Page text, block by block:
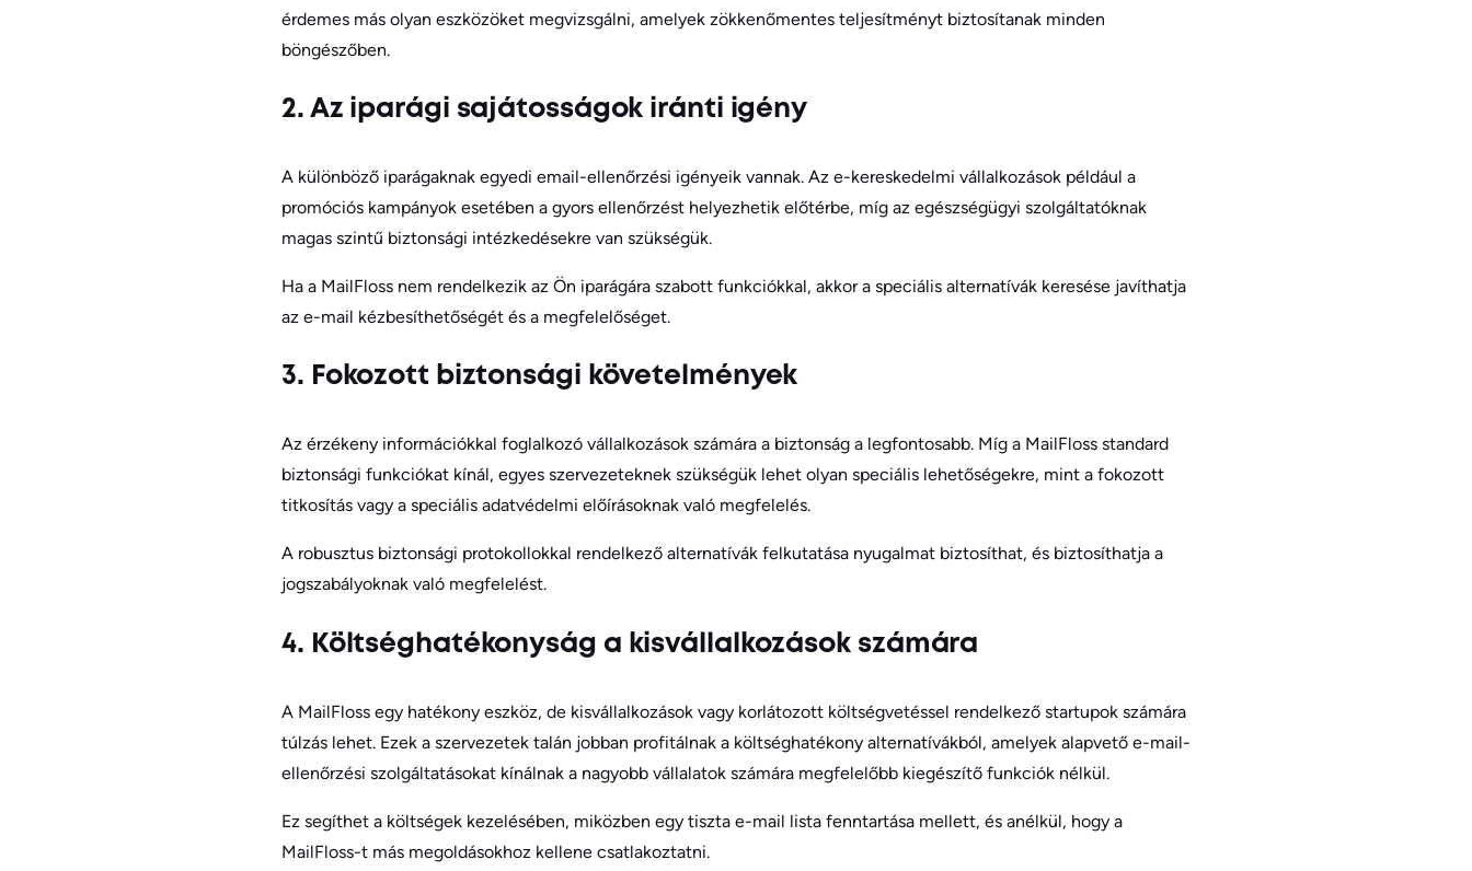
érdemes más olyan eszközöket megvizsgálni, amelyek zökkenőmentes teljesítményt biztosítanak minden
böngészőben.
2. Az iparági sajátosságok iránti igény
A különböző iparágaknak egyedi email-ellenőrzési igényeik vannak. Az e-kereskedelmi vállalkozások például a
promóciós kampányok esetében a gyors ellenőrzést helyezhetik előtérbe, míg az egészségügyi szolgáltatóknak
magas szintű biztonsági intézkedésekre van szükségük.
Ha a MailFloss nem rendelkezik az Ön iparágára szabott funkciókkal, akkor a speciális alternatívák keresése javíthatja
az e-mail kézbesíthetőségét és a megfelelőséget.
3. Fokozott biztonsági követelmények
Az érzékeny információkkal foglalkozó vállalkozások számára a biztonság a legfontosabb. Míg a MailFloss standard
biztonsági funkciókat kínál, egyes szervezeteknek szükségük lehet olyan speciális lehetőségekre, mint a fokozott
titkosítás vagy a speciális adatvédelmi előírásoknak való megfelelés.
A robusztus biztonsági protokollokkal rendelkező alternatívák felkutatása nyugalmat biztosíthat, és biztosíthatja a
jogszabályoknak való megfelelést.
4. Költséghatékonyság a kisvállalkozások számára
A MailFloss egy hatékony eszköz, de kisvállalkozások vagy korlátozott költségvetéssel rendelkező startupok számára
túlzás lehet. Ezek a szervezetek talán jobban profitálnak a költséghatékony alternatívákból, amelyek alapvető e-mail-
ellenőrzési szolgáltatásokat kínálnak a nagyobb vállalatok számára megfelelőbb kiegészítő funkciók nélkül.
Ez segíthet a költségek kezelésében, miközben egy tiszta e-mail lista fenntartása mellett, és anélkül, hogy a
MailFloss-t más megoldásokhoz kellene csatlakoztatni.